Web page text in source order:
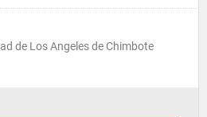
de Los Angeles de Chimbote